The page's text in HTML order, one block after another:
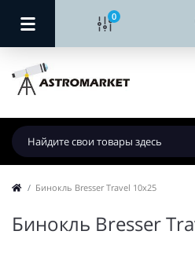
0
Бинокль Bresser Travel 10x25
Бинокль Bresser